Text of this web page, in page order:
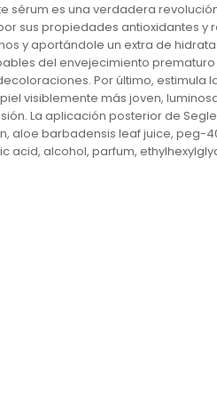
sérum es una verdadera
sus propiedades antioxidantes
y aportándole un extra de
del envejecimiento
Por último, estimula
visiblemente más joven,
La aplicación posterior de
aloe barbadensis leaf juice, peg-
acid, alcohol, parfum,